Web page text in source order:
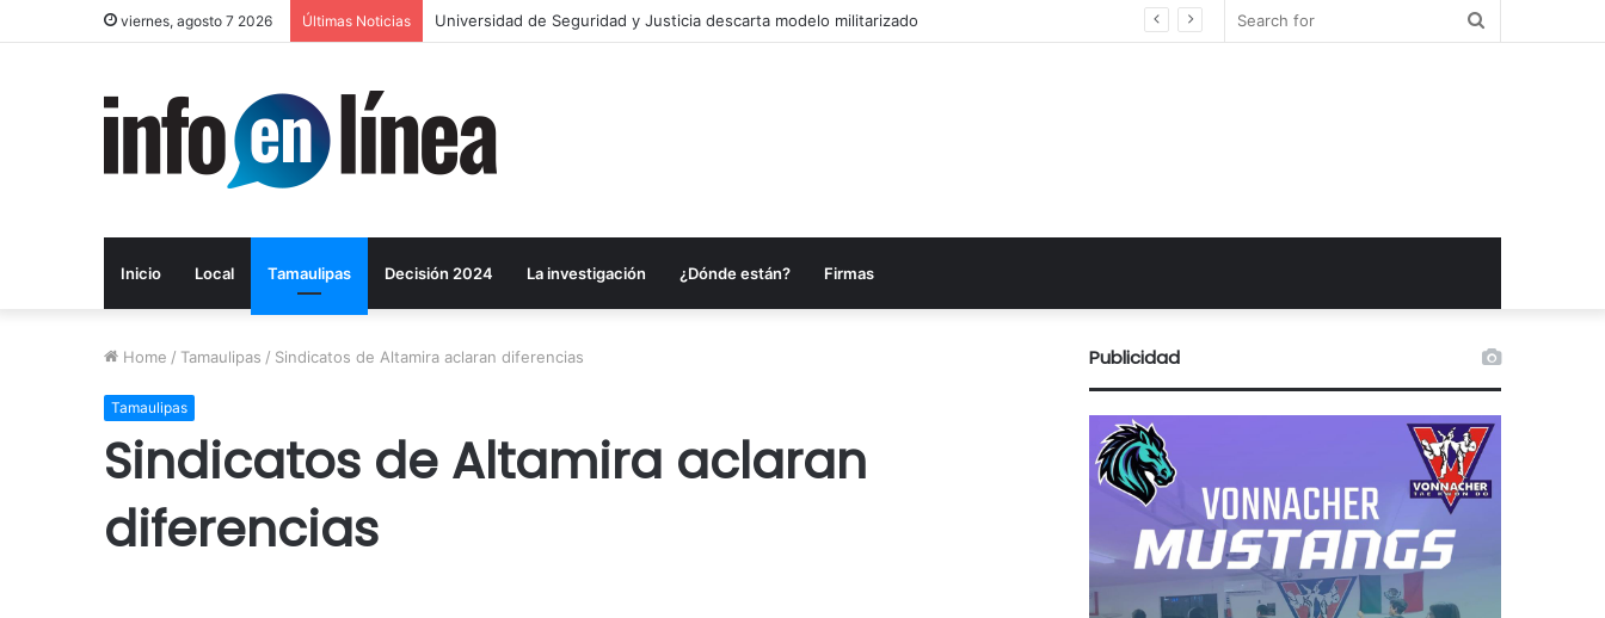
viernes, agosto 7 2026 Últimas Noticias Universidad de Seguridad y Justicia descarta modelo militarizado
Inicio Local Tamaulipas Decisión 2024 La investigación ¿Dónde están? Firmas
Home / Tamaulipas / Sindicatos de Altamira aclaran diferencias
Tamaulipas
Sindicatos de Altamira aclaran
diferencias
Publicidad